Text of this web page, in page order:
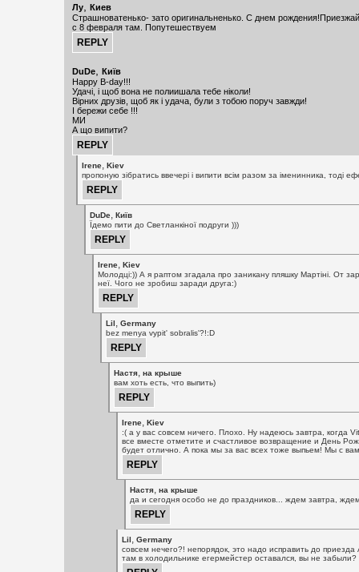
Лу, Киев
Страшноватенько- зато оригинальненько. С днем
с 8 февраля там. Попутешествуем
DuDe, Київ
Happy B-day!!!
Удачі, і щоб вона не полиишала тебе ніколи!
Вірних друзів, щоб як і удача, були з тобою поруч завжди!
І бережи себе !!!
МИ
А що випити?
Irene, Kiev
пропоную зібратись ввечері і випити всім разом за іменинника, тоді
DuDe, Київ
Їдемо пити до Светланкіної подруги )))
Irene, Kiev
Молодці:)) А я раптом згадала про заникану пляшку Мартіні. От
неї. Чого не зробиш заради друга:)
Lil, Germany
bez menya vypit' sobralis'?!:D
Настя, на крыше
вам хоть есть, что выпить)
Irene, Kiev
:( а у вас совсем ничего. Плохо. Ну надеюсь завтра, когда
все вместе отметите и счастливое возвращение и День
будет отлично. А пока мы за вас всех тоже выпьем! Мы с
Настя, на крыше
да и сегодня особо не до праздников... ждем завтра,
Lil, Germany
совсем нечего?! непорядок, это надо исправить до приезда
там в холодильнике егермейстер оставался, вы не забыли?